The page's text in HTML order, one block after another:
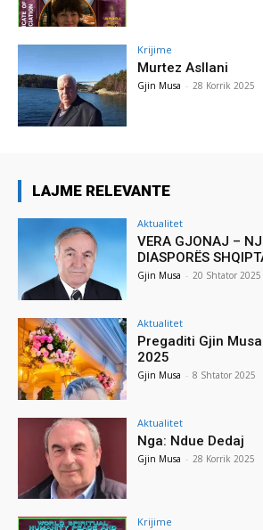
Krijime
Murtez Asllani
Gjin Musa - 28 Korrik 2025
LAJME RELEVANTE
Aktualitet
VERA GJONAJ –
DIASPORËS
Gjin Musa - 20 Shtator 2025
Aktualitet
Pregaditi Gjin
2025
Gjin Musa - 8 Shtator 2025
Aktualitet
Nga: Ndue Dedaj
Gjin Musa - 28 Korrik 2025
Krijime